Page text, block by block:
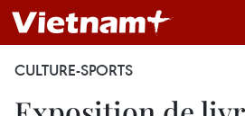
CULTURE-SPORTS